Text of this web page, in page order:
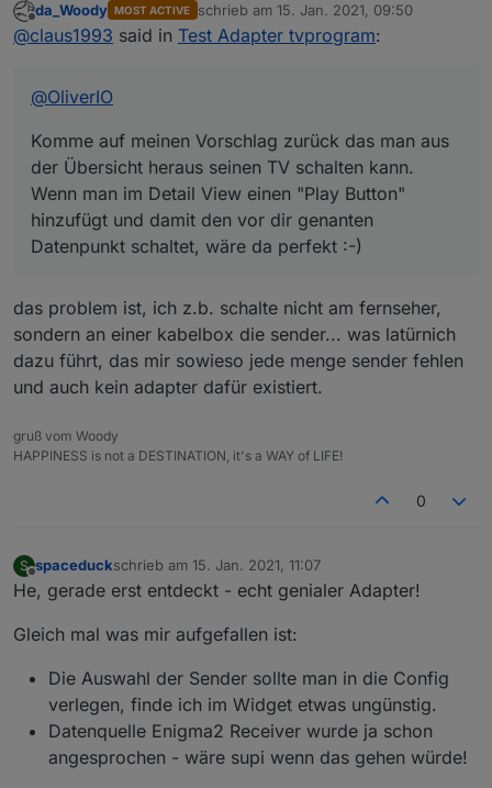
Komme auf meinen Vorschlag zurück das man aus
der Übersicht heraus seinen TV schalten kann.
Datenpunkt schaltet, wäre da perfekt :-)
Offline
da_Woody MOST ACTIVE schrieb am 15. Jan. 2021, 09:50
zuletzt editiert von
@claus1993 said in Test Adapter tvprogram:
@OliverIO
Komme auf meinen Vorschlag zurück das man aus
der Übersicht heraus seinen TV schalten kann.
Wenn man im Detail View einen "Play Button"
hinzufügt und damit den vor dir genanten
Datenpunkt schaltet, wäre da perfekt :-)
das problem ist, ich z.b. schalte nicht am fernseher,
sondern an einer kabelbox die sender... was latürnich
dazu führt, das mir sowieso jede menge sender fehlen
und auch kein adapter dafür existiert.
gruß vom Woody
HAPPINESS is not a DESTINATION, it's a WAY of LIFE!
0
S spaceduckschrieb am 15. Jan. 2021, 11:07
zuletzt editiert von
He, gerade erst entdeckt - echt genialer Adapter!
Gleich mal was mir aufgefallen ist:
Die Auswahl der Sender sollte man in die Config
verlegen, finde ich im Widget etwas ungünstig.
Datenquelle Enigma2 Receiver wurde ja schon
angesprochen - wäre supi wenn das gehen würde!